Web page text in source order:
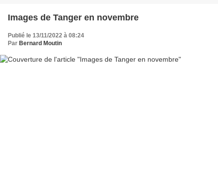
Images de Tanger en novembre
Publié le 13/11/2022 à 08:24
Par Bernard Moutin